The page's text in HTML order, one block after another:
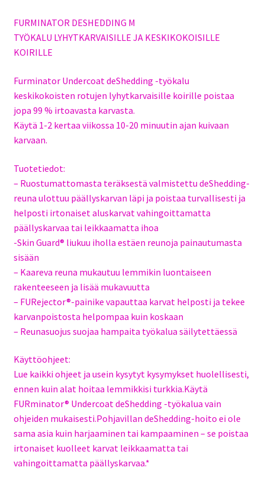
FURMINATOR DESHEDDING M
TYÖKALU LYHYTKARVAISILLE JA KESKIKOKOISILLE
KOIRILLE
Furminator Undercoat deShedding -työkalu
keskikokoisten rotujen lyhytkarvaisille koirille poistaa
jopa 99 % irtoavasta karvasta.
Käytä 1-2 kertaa viikossa 10-20 minuutin ajan kuivaan
karvaan.
Tuotetiedot:
– Ruostumattomasta teräksestä valmistettu deShedding-
reuna ulottuu päällyskarvan läpi ja poistaa turvallisesti ja
helposti irtonaiset aluskarvat vahingoittamatta
päällyskarvaa tai leikkaamatta ihoa
-Skin Guard® liukuu iholla estäen reunoja painautumasta
sisään
– Kaareva reuna mukautuu lemmikin luontaiseen
rakenteeseen ja lisää mukavuutta
– FURejector®-painike vapauttaa karvat helposti ja tekee
karvanpoistosta helpompaa kuin koskaan
– Reunasuojus suojaa hampaita työkalua säilytettäessä
Käyttöohjeet:
Lue kaikki ohjeet ja usein kysytyt kysymykset huolellisesti,
ennen kuin alat hoitaa lemmikkisi turkkia.Käytä
FURminator® Undercoat deShedding -työkalua vain
ohjeiden mukaisesti.Pohjavillan deShedding-hoito ei ole
sama asia kuin harjaaminen tai kampaaminen – se poistaa
irtonaiset kuolleet karvat leikkaamatta tai
vahingoittamatta päällyskarvaa.*